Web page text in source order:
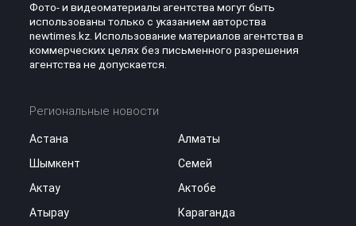
Фото- и видеоматериалы агентства могут быть
использованы только с указанием авторства
newtimes.kz. Использование материалов агентства в
коммерческих целях без письменного разрешения
агентства не допускается.
Региональные новости
Астана
Алматы
Шымкент
Семей
Актау
Актобе
Атырау
Караганда